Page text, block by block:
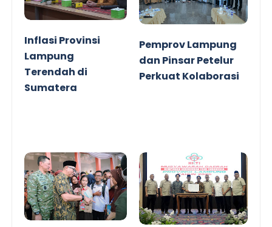
Inflasi Provinsi
Lampung
Terendah di
Sumatera
Pemprov Lampung
dan Pinsar Petelur
Perkuat Kolaborasi